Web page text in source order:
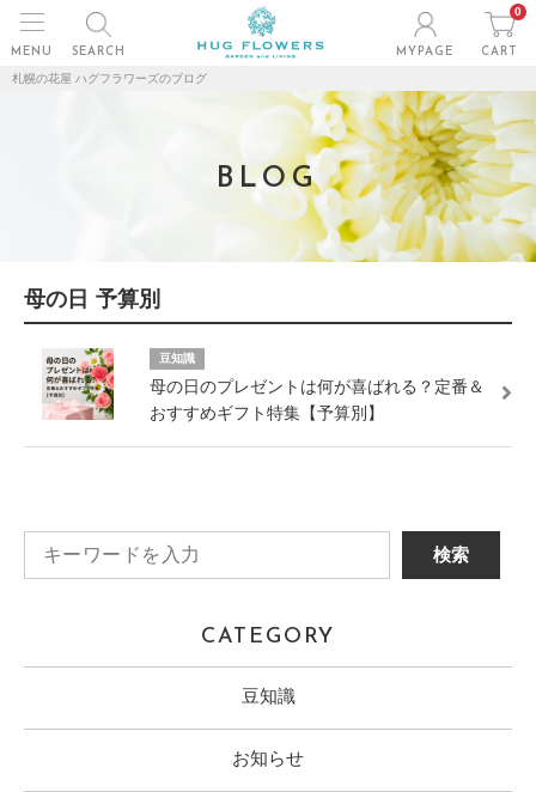
MENU SEARCH MYPAGE
0
CART
札幌の花屋 ハグフラワーズのブログ
BLOG
母の日 予算別
豆知識
母の日のプレゼントは何が喜ばれる？定番＆
おすすめギフト特集【予算別】
CATEGORY
豆知識
お知らせ